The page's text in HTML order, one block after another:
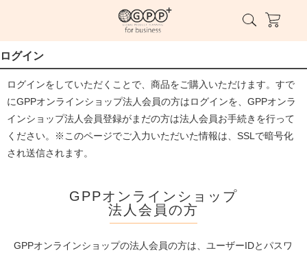
ログイン
ログインをしていただくことで、商品をご購入いただけます。すで
にGPPオンラインショップ法人会員の方はログインを、GPPオンラ
インショップ法人会員登録がまだの方は法人会員お手続きを行って
ください。※このページでご入力いただいた情報は、SSLで暗号化
され送信されます。
GPPオンラインショップ
法人会員の方
GPPオンラインショップの法人会員の方は、ユーザーIDとパスワ